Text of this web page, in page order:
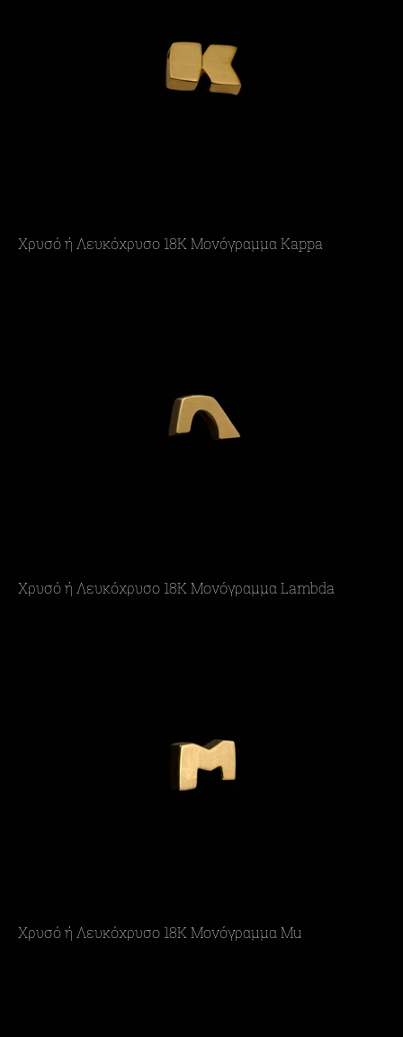
Χρυσό ή Λευκόχρυσο 18Κ Μονόγραμμα Kappa
Χρυσό ή Λευκόχρυσο 18Κ Μονόγραμμα Lambda
Χρυσό ή Λευκόχρυσο 18Κ Μονόγραμμα Mu